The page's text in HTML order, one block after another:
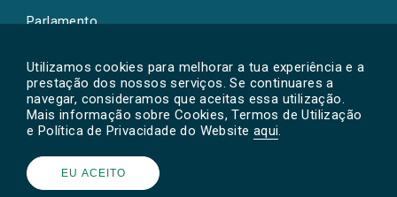
Utilizamos cookies para melhorar a tua experiência e a
prestação dos nossos serviços. Se continuares a
navegar, consideramos que aceitas essa utilização.
Mais informação sobre Cookies, Termos de Utilização
e Política de Privacidade do Website aqui.
EU ACEITO
Parlamento
Powered by © PAN 2026